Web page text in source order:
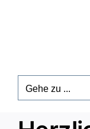
Gehe zu ...